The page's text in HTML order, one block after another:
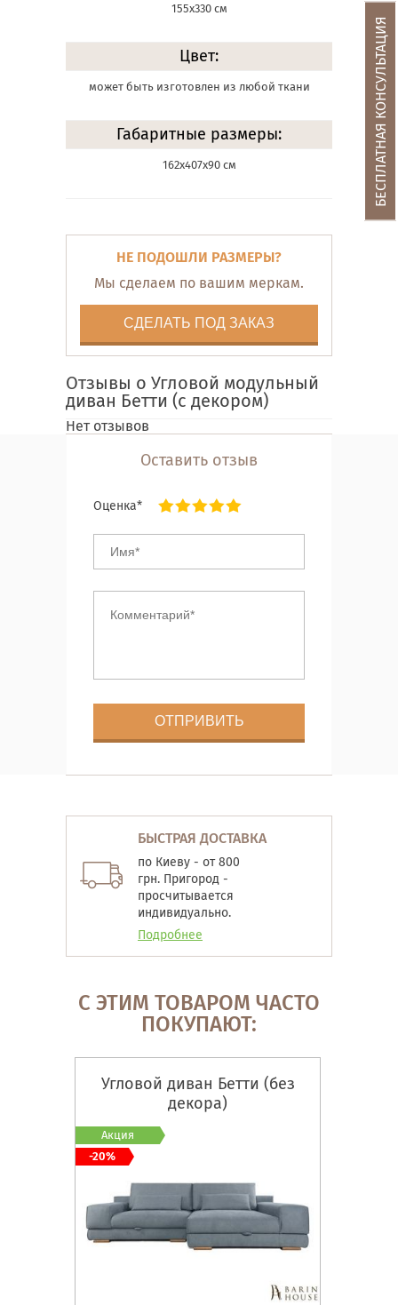
155х330 см
Цвет:
может быть изготовлен из любой ткани
Габаритные размеры:
162х407х90 см
НЕ ПОДОШЛИ РАЗМЕРЫ?
Мы сделаем по вашим меркам.
СДЕЛАТЬ ПОД ЗАКАЗ
Отзывы о Угловой модульный
диван Бетти (с декором)
Нет отзывов
Оставить отзыв
Оценка*
БЫСТРАЯ ДОСТАВКА
по Киеву - от 800
грн. Пригород -
просчитывается
индивидуально.
Подробнее
С ЭТИМ ТОВАРОМ ЧАСТО
ПОКУПАЮТ:
Угловой диван Бетти (без
декора)
Акция
-20%
БЕСПЛАТНАЯ КОНСУЛЬТАЦИЯ